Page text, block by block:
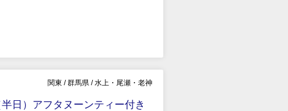
関東 / 群馬県 / 水上・尾瀬・老神
日）アフタヌーンティー付き